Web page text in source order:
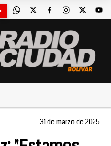
31 de marzo de 2025